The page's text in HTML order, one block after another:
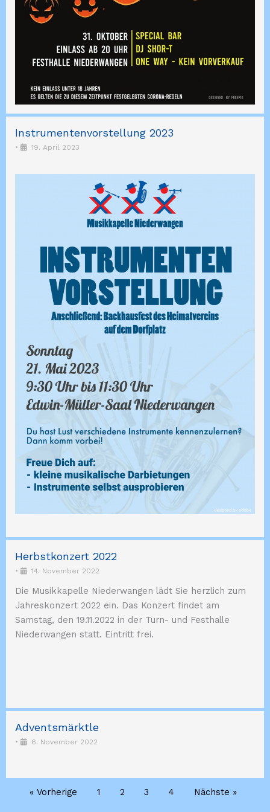
Instrumentenvorstellung 2023
• 19. April 2023
Herbstkonzert 2022
• 14. November 2022
Die Musikkapelle Niederwangen lädt Sie herzlich zum
Jahreskonzert 2022 ein. Das Konzert findet am
Samstag, den 19.11.2022 in der Turn- und Festhalle
Niederwangen statt. Eintritt frei.
Adventsmärktle
• 6. November 2022
« Vorherige 1 2 3 4 Nächste »